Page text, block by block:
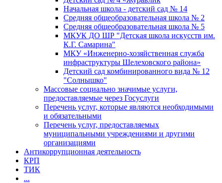
Начальная школа - детский сад № 14
Средняя общеобразовательная школа № 2
Средняя общеобразовательная школа № 5
МКУК ДО ШР "Детская школа искусств им.
К.Г. Самарина"
МКУ «Инженерно-хозяйственная служба
инфраструктуры Шелеховского района»
Детский сад комбинированного вида № 12
"Солнышко"
Массовые социально значимые услуги,
предоставляемые через Госуслуги
Перечень услуг, которые являются необходимыми
и обязательными
Перечень услуг, предоставляемых
муниципальными учреждениями и другими
организациями
Антикоррупционная деятельность
КРП
ТИК
...